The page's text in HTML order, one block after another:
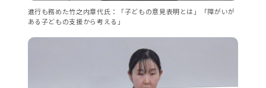
進行も務めた竹之内章代氏：「子どもの意見表明とは」「障がいが
ある子どもの支援から考える」